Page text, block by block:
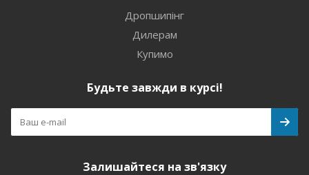
Дропшипінг
Дилерам
Купимо
Будьте завжди в курсі!
Залишайтеся на зв'язку